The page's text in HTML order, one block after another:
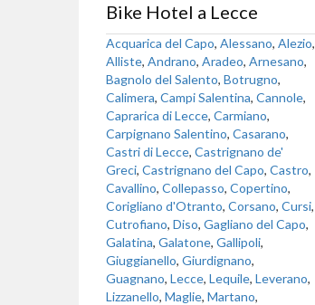
Bike Hotel a Lecce
Acquarica del Capo, Alessano, Alezio,
Alliste, Andrano, Aradeo, Arnesano,
Bagnolo del Salento, Botrugno,
Calimera, Campi Salentina, Cannole,
Caprarica di Lecce, Carmiano,
Carpignano Salentino, Casarano,
Castri di Lecce, Castrignano de'
Greci, Castrignano del Capo, Castro,
Cavallino, Collepasso, Copertino,
Corigliano d'Otranto, Corsano, Cursi,
Cutrofiano, Diso, Gagliano del Capo,
Galatina, Galatone, Gallipoli,
Giuggianello, Giurdignano,
Guagnano, Lecce, Lequile, Leverano,
Lizzanello, Maglie, Martano,